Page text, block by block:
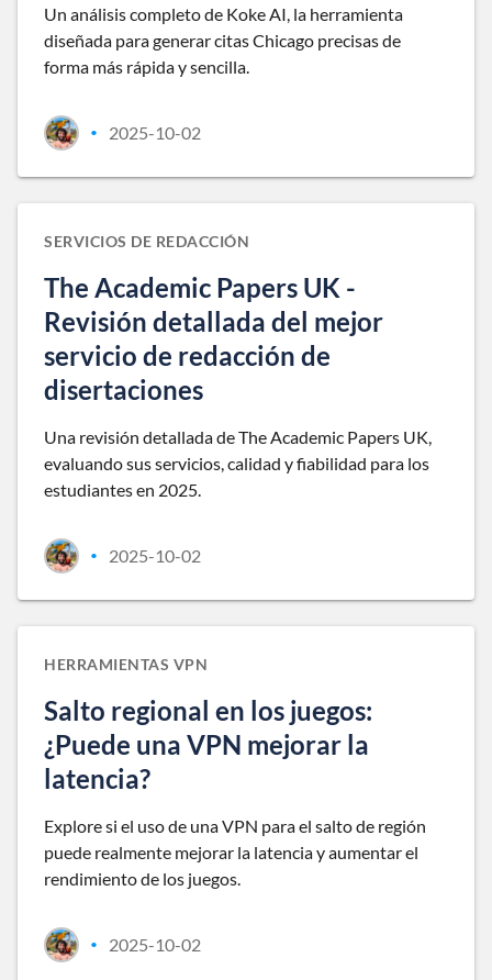
Un análisis completo de Koke AI, la herramienta
diseñada para generar citas Chicago precisas de
forma más rápida y sencilla.
• 2025-10-02
SERVICIOS DE REDACCIÓN
The Academic Papers UK -
Revisión detallada del mejor
servicio de redacción de
disertaciones
Una revisión detallada de The Academic Papers UK,
evaluando sus servicios, calidad y fiabilidad para los
estudiantes en 2025.
• 2025-10-02
HERRAMIENTAS VPN
Salto regional en los juegos:
¿Puede una VPN mejorar la
latencia?
Explore si el uso de una VPN para el salto de región
puede realmente mejorar la latencia y aumentar el
rendimiento de los juegos.
• 2025-10-02